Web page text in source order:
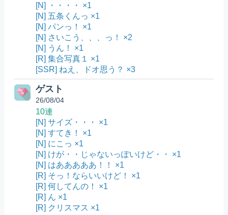
[N] ・・・・ ×1
[N] 五条くんっ ×1
[N] パンっ！ ×1
[N] さいこう、、、っ！ ×2
[N] うん！ ×1
[R] 集合写真１ ×1
[SSR] ねえ、ドオ思う？ ×3
ゲスト
26/08/04
10連
[N] サイズ・・・ ×1
[N] すてき！ ×1
[N] にこっ ×1
[N] けが・・じゃないっぽいけど・・ ×1
[N] はあああああ！！ ×1
[R] そっ！ならいいけど！ ×1
[R] 何してんの！ ×1
[R] ん ×1
[R] クリスマス ×1